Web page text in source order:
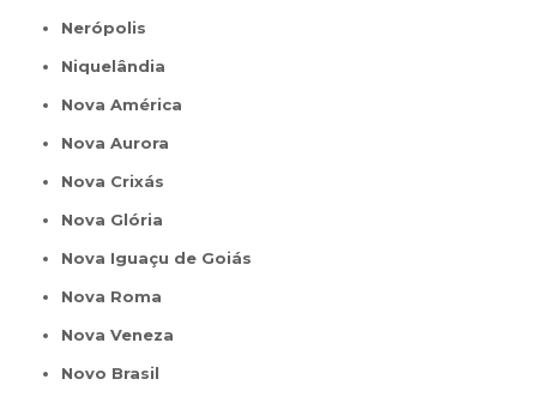
Nerópolis
Niquelândia
Nova América
Nova Aurora
Nova Crixás
Nova Glória
Nova Iguaçu de Goiás
Nova Roma
Nova Veneza
Novo Brasil